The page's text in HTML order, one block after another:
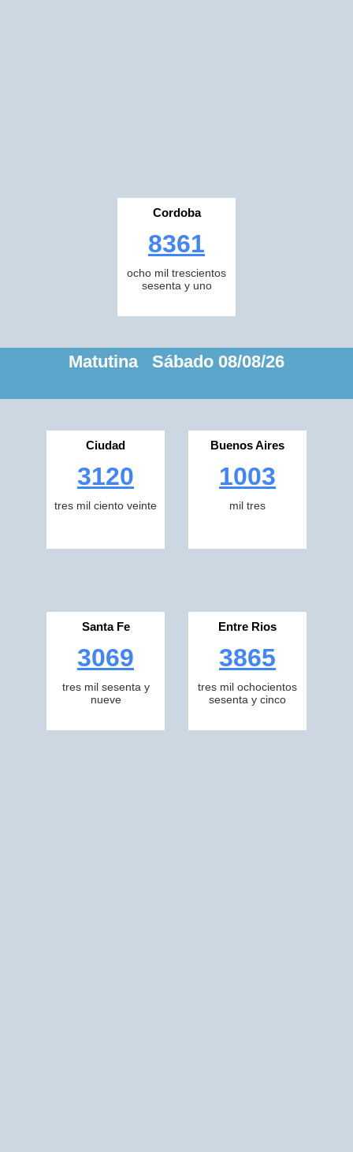
Cordoba
8361
ocho mil trescientos
sesenta y uno
Matutina Sábado 08/08/26
Ciudad
3120
tres mil ciento veinte
Buenos Aires
1003
mil tres
Santa Fe
3069
tres mil sesenta y
nueve
Entre Rios
3865
tres mil ochocientos
sesenta y cinco